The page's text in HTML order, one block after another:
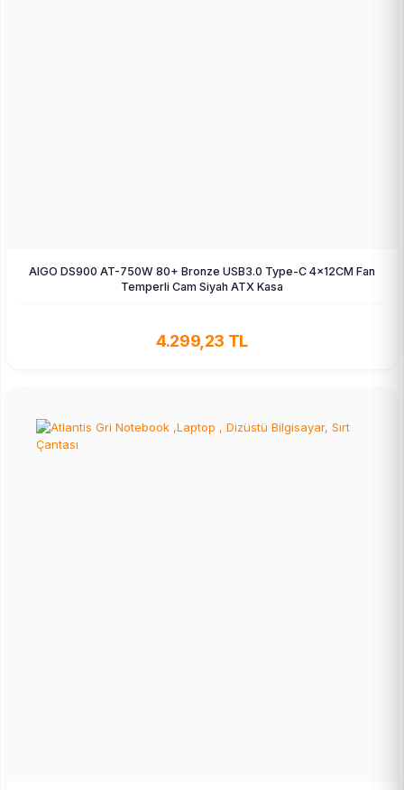
AIGO DS900 AT-750W 80+ Bronze USB3.0 Type-C 4×12CM Fan
Temperli Cam Siyah ATX Kasa
4.299,23 TL